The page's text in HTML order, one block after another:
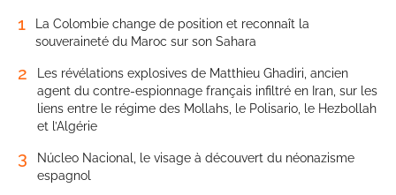
1
La Colombie change de position et reconnaît la
souveraineté du Maroc sur son Sahara
2
Les révélations explosives de Matthieu Ghadiri, ancien
agent du contre-espionnage français infiltré en Iran, sur les
liens entre le régime des Mollahs, le Polisario, le Hezbollah
et l’Algérie
3
Núcleo Nacional, le visage à découvert du néonazisme
espagnol